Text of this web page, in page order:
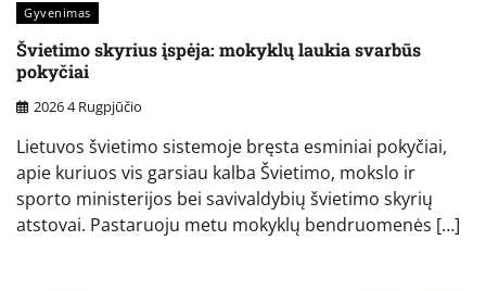
Gyvenimas
Švietimo skyrius įspėja: mokyklų laukia svarbūs
pokyčiai
2026 4 Rugpjūčio
Lietuvos švietimo sistemoje bręsta esminiai pokyčiai,
apie kuriuos vis garsiau kalba Švietimo, mokslo ir
sporto ministerijos bei savivaldybių švietimo skyrių
atstovai. Pastaruoju metu mokyklų bendruomenės […]